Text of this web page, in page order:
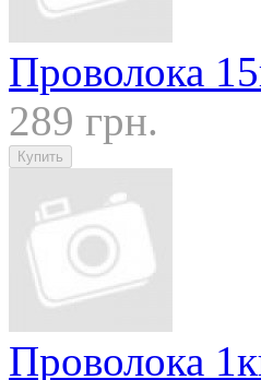
Проволока
289 грн.
Проволока